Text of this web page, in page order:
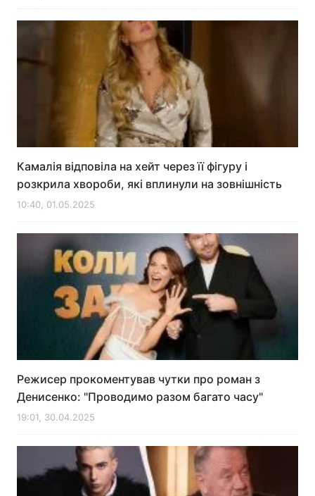
Камалія відповіла на хейт через її фігуру і
розкрила хвороби, які вплинули на зовнішність
10:40, 01.05.2025
Режисер прокоментував чутки про роман з
Денисенко: "Проводимо разом багато часу"
19:01, 30.04.2025